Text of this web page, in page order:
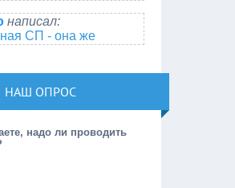
написал:
СП - она же
НАШ ОПРОС
надо ли проводить